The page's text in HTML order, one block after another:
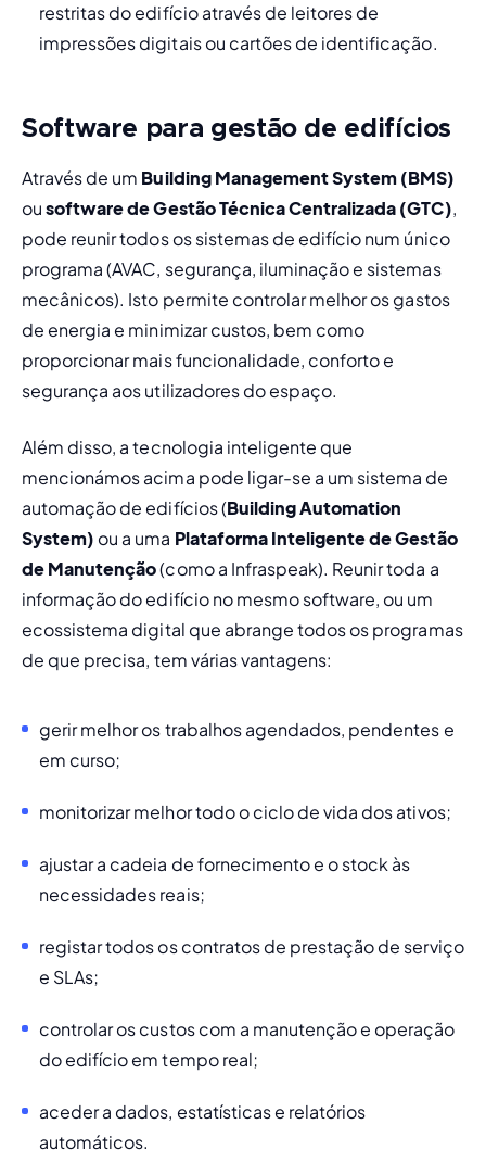
restritas do edifício através de leitores de
impressões digitais ou cartões de identificação.
Software para gestão de edifícios
Através de um
ou software de Gestão Técnica Centralizada (GTC),
pode reunir todos os sistemas de edifício num único
programa (AVAC, segurança, iluminação e sistemas
mecânicos). Isto permite controlar melhor os gastos
de energia e minimizar custos, bem como
proporcionar mais funcionalidade, conforto e
segurança aos utilizadores do espaço.
Além disso, a tecnologia inteligente que
mencionámos acima pode ligar-se a um sistema de
automação de edifícios (Building Automation
System) ou a uma Plataforma Inteligente de Gestão
de Manutenção (como a Infraspeak). Reunir toda a
informação do edifício no mesmo software, ou um
ecossistema digital que abrange todos os programas
de que precisa, tem várias vantagens:
gerir melhor os trabalhos agendados, pendentes e
em curso;
monitorizar melhor todo o ciclo de vida dos ativos;
ajustar a cadeia de fornecimento e o stock às
necessidades reais;
registar todos os contratos de prestação de serviço
e SLAs;
controlar os custos com a manutenção e operação
do edifício em tempo real;
aceder a dados, estatísticas e relatórios
automáticos.